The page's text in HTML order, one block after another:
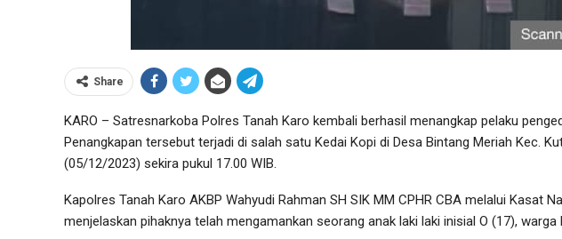
Share
KARO – Satresnarkoba Polres Tanah Karo kembali berhasil menangkap pelaku
Penangkapan tersebut terjadi di salah satu Kedai Kopi di Desa Bintang Meriah Kec.
(05/12/2023) sekira pukul 17.00 WIB.
Kapolres Tanah Karo AKBP Wahyudi Rahman SH SIK MM CPHR CBA melalui Kasat
menjelaskan pihaknya telah mengamankan seorang anak laki laki inisial O (17), warga